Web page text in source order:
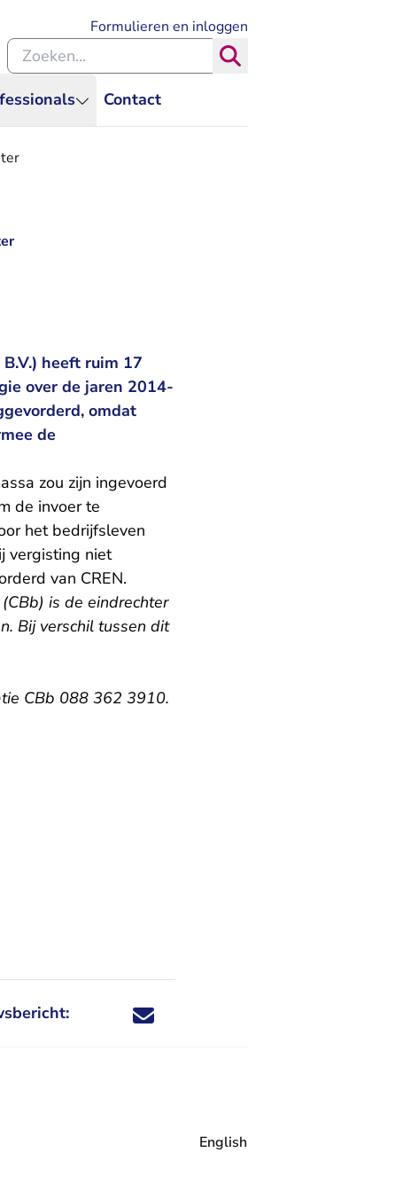
Contact
Formulieren en inloggen
Zoeken binnen de Rechtspraak
heeft ruim 17
over de jaren 2014-
omdat
de
zou zijn ingevoerd
de invoer te
het bedrijfsleven
vergisting niet
van CREN.
is de eindrechter
Bij verschil tussen dit
CBb 088 362 3910.
Deel dit nieuwsbericht via X - U verlaat
Deel dit nieuwsbericht via Facebook - U
Deel dit nieuwsbericht via e-mail
Deel dit nieuwsbericht via LinkedIn - U
English